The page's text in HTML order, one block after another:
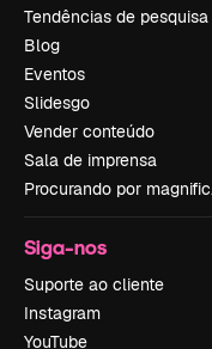
Tendências de pesquisa
Blog
Eventos
Slidesgo
Vender conteúdo
Sala de imprensa
Procurando por
Siga-nos
Suporte ao cliente
Instagram
YouTube